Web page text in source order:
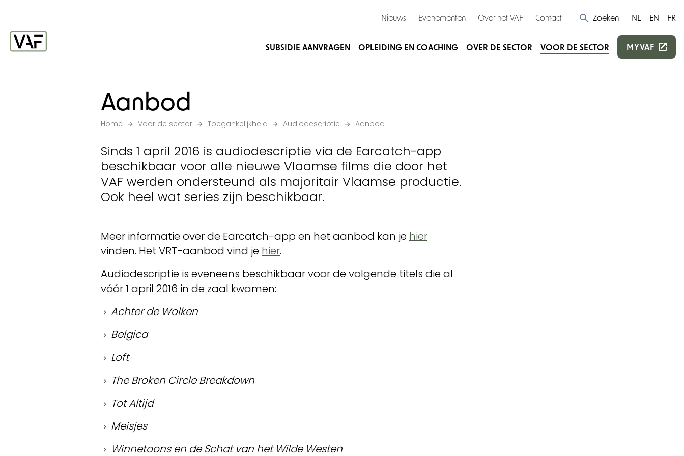
Nieuws Evenementen Over het VAF Contact Zoeken NL EN FR
SUBSIDIE AANVRAGEN OPLEIDING EN COACHING OVER DE SECTOR VOOR DE SECTOR MYVAF
Aanbod
Home Voor de sector Toegankelijkheid Audiodescriptie Aanbod
Sinds 1 april 2016 is audiodescriptie via de Earcatch-app
beschikbaar voor alle nieuwe Vlaamse films die door het
VAF werden ondersteund als majoritair Vlaamse productie.
Ook heel wat series zijn beschikbaar.
Meer informatie over de Earcatch-app en het aanbod kan je hier
vinden. Het VRT-aanbod vind je hier.
Audiodescriptie is eveneens beschikbaar voor de volgende titels die al
vóór 1 april 2016 in de zaal kwamen:
Achter de Wolken
Belgica
Loft
The Broken Circle Breakdown
Tot Altijd
Meisjes
Winnetoons en de Schat van het Wilde Westen